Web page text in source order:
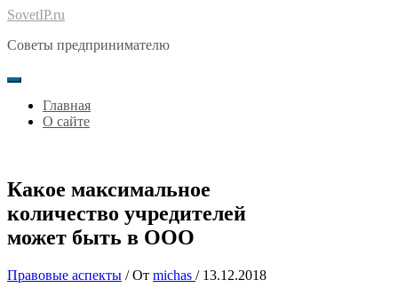
Перейти
содержимому
SovetIP.ru
Советы предпринимателю
Главная
О сайте
Какое максимальное
количество учредителей
может быть в ООО
Правовые аспекты / От michas / 13.12.2018